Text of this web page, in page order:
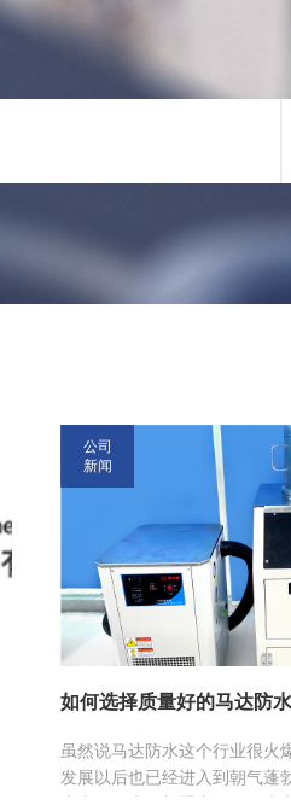
公司
新闻
如何选择质量好的马达防
虽然说马达防水这个行业很火
发展以后也已经进入到朝气蓬